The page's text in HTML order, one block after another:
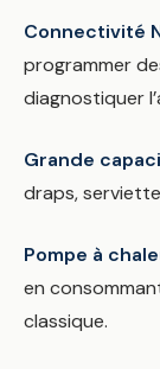
Connectivité
programmer
diagnostiquer
Grande
draps,
Pompe à
en
classique.